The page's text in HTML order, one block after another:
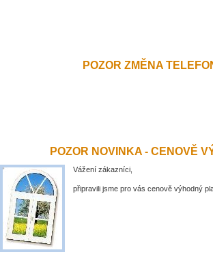
POZOR ZMĚNA
POZOR NOVINKA - CENOVĚ
Vážení zákazníci,
připravili jsme pro vás cenově výhodný